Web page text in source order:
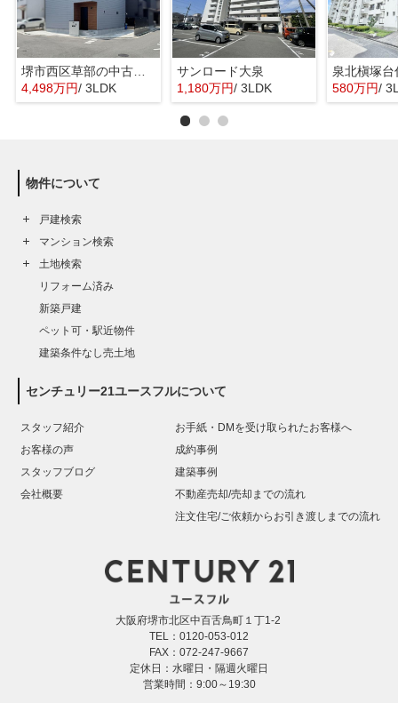
堺市西区草部の中古一戸建
4,498万円/ 3LDK
サンロード大泉
1,180万円/ 3LDK
泉北槇塚
580万円/
物件について
戸建検索
マンション検索
土地検索
リフォーム済み
新築戸建
ペット可・駅近物件
建築条件なし売土地
センチュリー21ユースフルについて
スタッフ紹介
お客様の声
スタッフブログ
会社概要
お手紙・DMを受け取られたお客様へ
成約事例
建築事例
不動産売却/売却までの流れ
注文住宅/ご依頼からお引き渡しまでの流れ
大阪府堺市北区中百舌鳥町１丁1-2
TEL：0120-053-012
FAX：072-247-9667
定休日：水曜日・隔週火曜日
営業時間：9:00～19:30